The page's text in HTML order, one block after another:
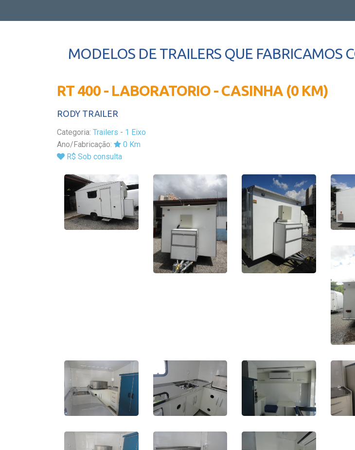
MODELOS DE TRAILERS QUE FABRICAMOS
RT 400 - LABORATORIO - CASINHA (0 KM)
RODY TRAILER
Categoria: Trailers - 1 Eixo
Ano/Fabricação:
0 Km
R$ Sob consulta